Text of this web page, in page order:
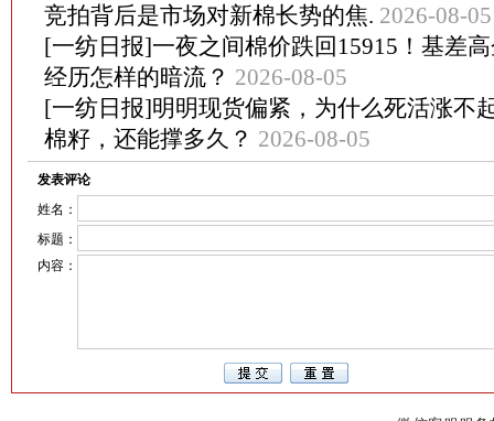
竞拍背后是市场对新棉长势的焦. 2026-08-05
[一纺日报]一夜之间棉价跌回15915！基差
经历怎样的暗流？ 2026-08-05
[一纺日报]明明现货偏紧，为什么死活涨不
棉籽，还能撑多久？ 2026-08-05
发表评论
姓名：
标题：
内容：